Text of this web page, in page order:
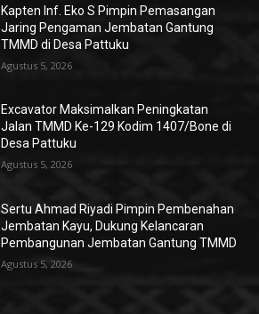
Kapten Inf. Eko S Pimpin Pemasangan
Jaring Pengaman Jembatan Gantung
TMMD di Desa Pattuku
Agustus 5, 2026
Excavator Maksimalkan Peningkatan
Jalan TMMD Ke-129 Kodim 1407/Bone di
Desa Pattuku
Agustus 5, 2026
Sertu Ahmad Riyadi Pimpin Pembenahan
Jembatan Kayu, Dukung Kelancaran
Pembangunan Jembatan Gantung TMMD
Agustus 5, 2026